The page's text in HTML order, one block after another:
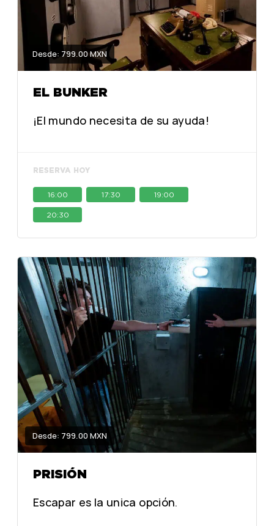
Desde: 799.00 MXN
EL BUNKER
¡El mundo necesita de su ayuda!
RESERVA HOY
16:00 17:30 19:00
20:30
Desde: 799.00 MXN
PRISIÓN
Escapar es la unica opción.